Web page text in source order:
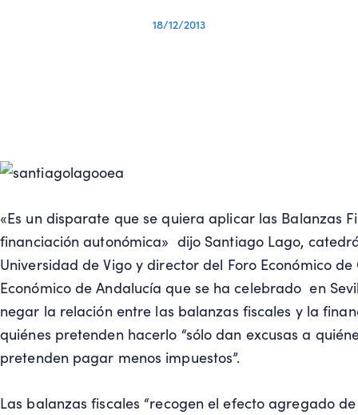
18/12/2013
«Es un disparate que se quiera aplicar las Balanzas
financiación autonómica» dijo Santiago Lago,
Universidad de Vigo y director del Foro Económico
Económico de Andalucía que se ha celebrado en
negar la relación entre las balanzas fiscales y la
quiénes pretenden hacerlo “sólo dan excusas a
pretenden pagar menos impuestos”.
Las balanzas fiscales “recogen el efecto agregado